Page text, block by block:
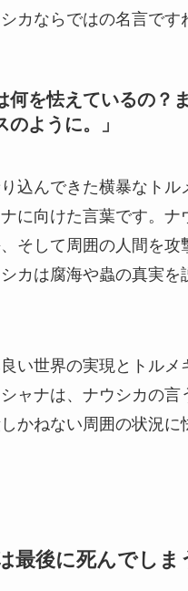
カならではの名言です
何を怯えているの？
のように。」
込んできた横暴なトル
に向けた言葉です。ナ
そして周囲の人間を攻
カは腐海や蟲の真実を
い世界の実現とトルメ
ャナは、ナウシカの言
かねない周囲の状況に
最後に死んでしま